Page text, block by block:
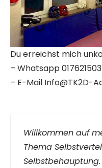
Du erreichst mich
– Whatsapp
– E-Mail Info@TK2D-
Willkommen auf
Thema